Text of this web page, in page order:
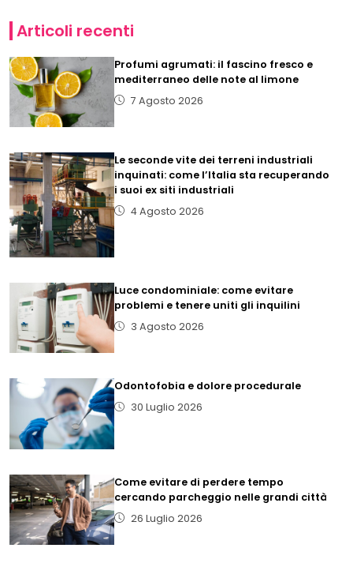
Articoli recenti
Profumi agrumati: il fascino fresco e
mediterraneo delle note al limone
7 Agosto 2026
Le seconde vite dei terreni industriali
inquinati: come l’Italia sta recuperando
i suoi ex siti industriali
4 Agosto 2026
Luce condominiale: come evitare
problemi e tenere uniti gli inquilini
3 Agosto 2026
Odontofobia e dolore procedurale
30 Luglio 2026
Come evitare di perdere tempo
cercando parcheggio nelle grandi città
26 Luglio 2026